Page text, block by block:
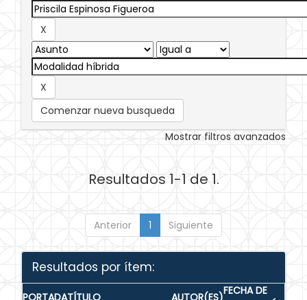
Comenzar nueva busqueda
Mostrar filtros avanzados
Resultados 1-1 de 1.
Anterior 1 Siguiente
Resultados por ítem:
PORTADATÍTULO AUTOR(ES)FECHA DE